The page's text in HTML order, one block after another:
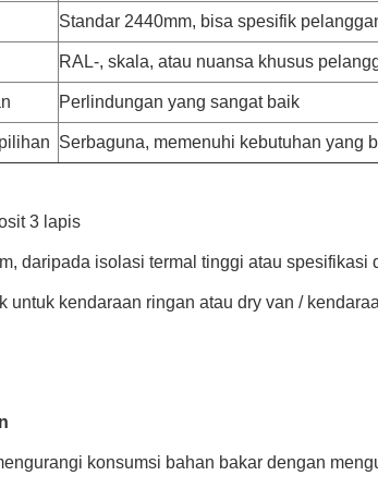
Standar 2440mm, bisa spesifik
RAL-, skala, atau nuansa khusus
Perlindungan yang sangat baik
Serbaguna, memenuhi kebutuhan yang
3 lapis
daripada isolasi termal tinggi atau spesifikasi
untuk kendaraan ringan atau dry van /
konsumsi bahan bakar dengan